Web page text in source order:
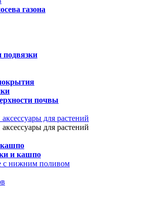
газона
подвязки
почвы
для растений
для растений
и кашпо
с нижним поливом